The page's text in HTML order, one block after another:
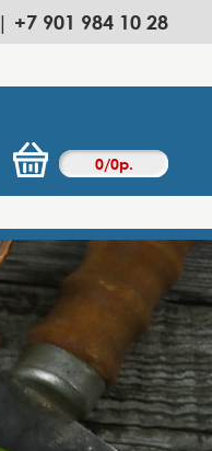
901 984 10 28
0/0р.